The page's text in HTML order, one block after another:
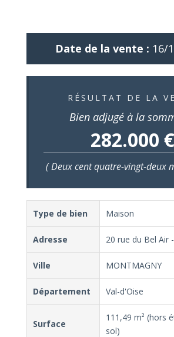
Date de la vente : 16/
RÉSULTAT DE LA
Bien adjugé à la
282.000 €
( Deux cent quatre-vingt-deux
Type de bien Maison
Adresse 20 rue du Bel Air
Ville MONTMAGNY
Département Val-d'Oise
Surface
111,49 m² (hors
sol)